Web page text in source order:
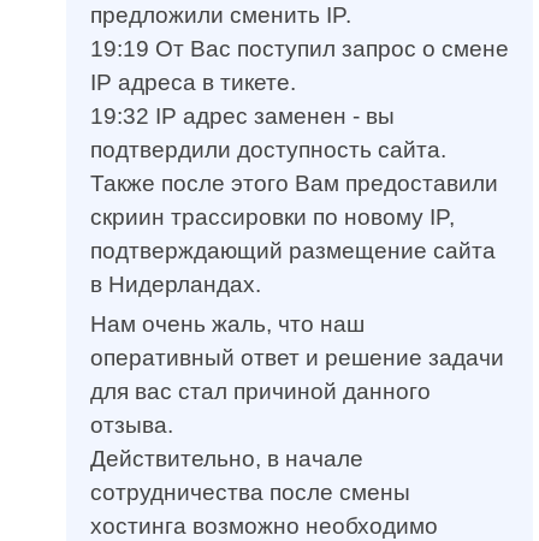
предложили сменить IP.
19:19 От Вас поступил запрос о смене
IP адреса в тикете.
19:32 IP адрес заменен - вы
подтвердили доступность сайта.
Также после этого Вам предоставили
скриин трассировки по новому IP,
подтверждающий размещение сайта
в Нидерландах.
Нам очень жаль, что наш
оперативный ответ и решение задачи
для вас стал причиной данного
отзыва.
Действительно, в начале
сотрудничества после смены
хостинга возможно необходимо